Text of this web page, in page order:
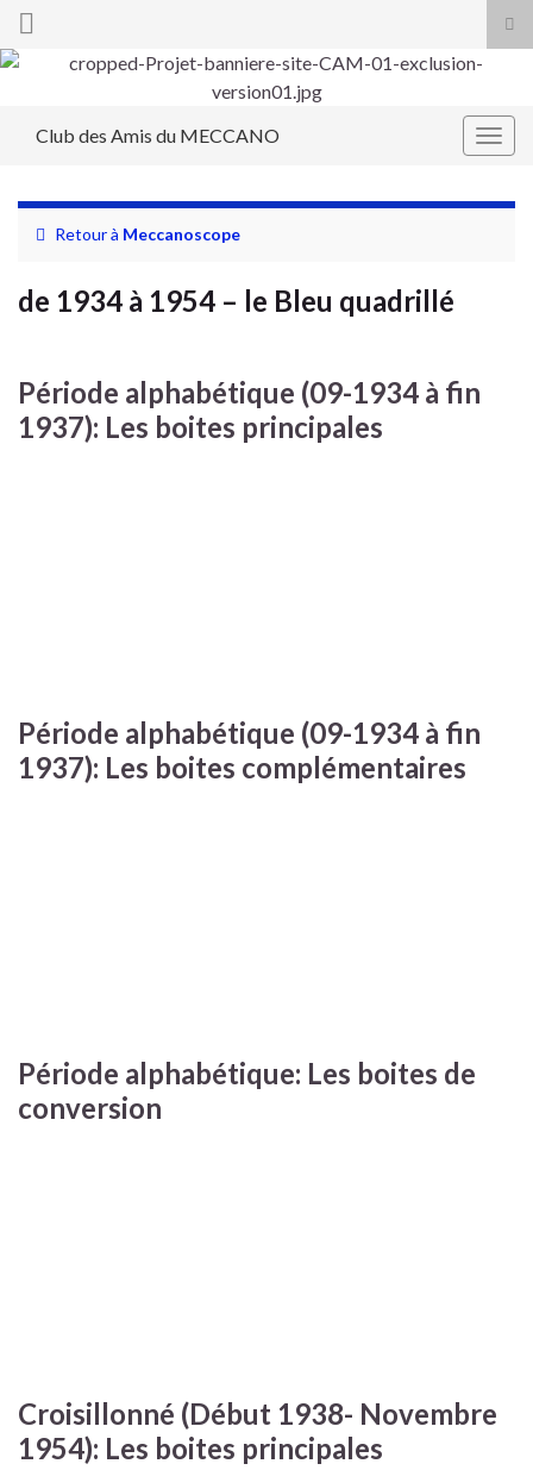
Search for:
Club des Amis du MECCANO
Retour à Meccanoscope
de 1934 à 1954 – le Bleu quadrillé
Période alphabétique (09-1934 à fin
1937): Les boites principales
Période alphabétique (09-1934 à fin
1937): Les boites complémentaires
Période alphabétique: Les boites de
conversion
Croisillonné (Début 1938- Novembre
1954): Les boites principales